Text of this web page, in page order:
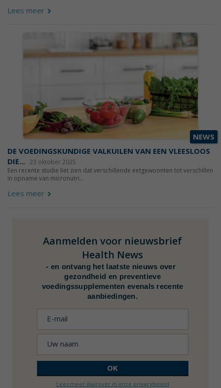
Lees meer
NEWS
DE VOEDINGSKUNDIGE VALKUILEN VAN EEN VLEESLOOS
DIE... 23 oktober 2025
Een recente studie liet zien dat verschillende eetgewoonten tot verschillen
in opname van micronutri...
Lees meer
Aanmelden voor nieuwsbrief
Health News
- en ontvang het laatste nieuws over
gezondheid en preventieve
voedingssupplementen evenals recente
aanbiedingen.
Lees meer daarover in onze privacybeleid